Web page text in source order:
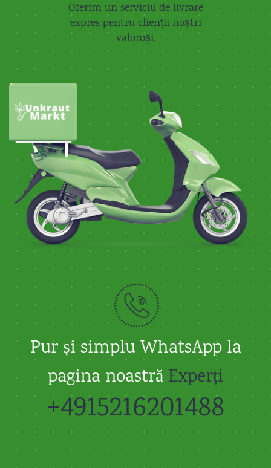
Oferim un serviciu de livrare
expres pentru clienții noștri
valoroși.
Pur și simplu WhatsApp la
pagina noastră Experți
+4915216201488